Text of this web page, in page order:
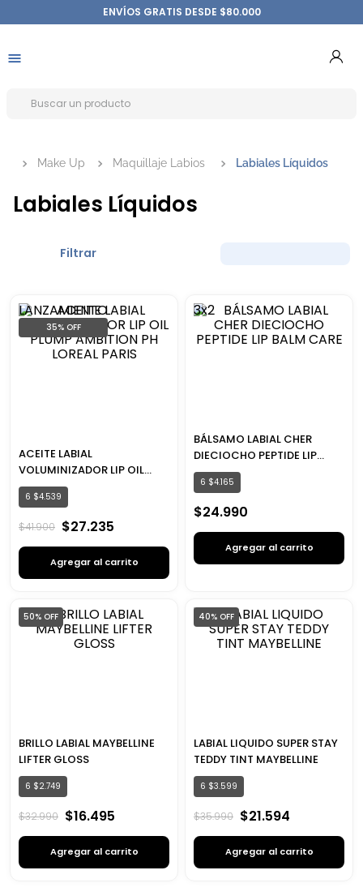
ENVÍOS GRATIS DESDE $80.000
Make Up Maquillaje Labios Labiales Líquidos
Labiales Líquidos
Filtrar
LANZAMIENTO
35%OFF
ACEITE LABIAL
VOLUMINIZADOR LIP OIL
PLUMP AMBITION PH LOREAL
PARIS
6 $4.539
$41.900 $27.235
Agregar al carrito
3x2
BÁLSAMO LABIAL CHER
DIECIOCHO PEPTIDE LIP
BALM CARE
6 $4.165
$24.990
Agregar al carrito
50% OFF
BRILLO LABIAL MAYBELLINE
LIFTER GLOSS
6 $2.749
$32.990 $16.495
Agregar al carrito
40% OFF
LABIAL LIQUIDO SUPER STAY
TEDDY TINT MAYBELLINE
6 $3.599
$35.990 $21.594
Agregar al carrito